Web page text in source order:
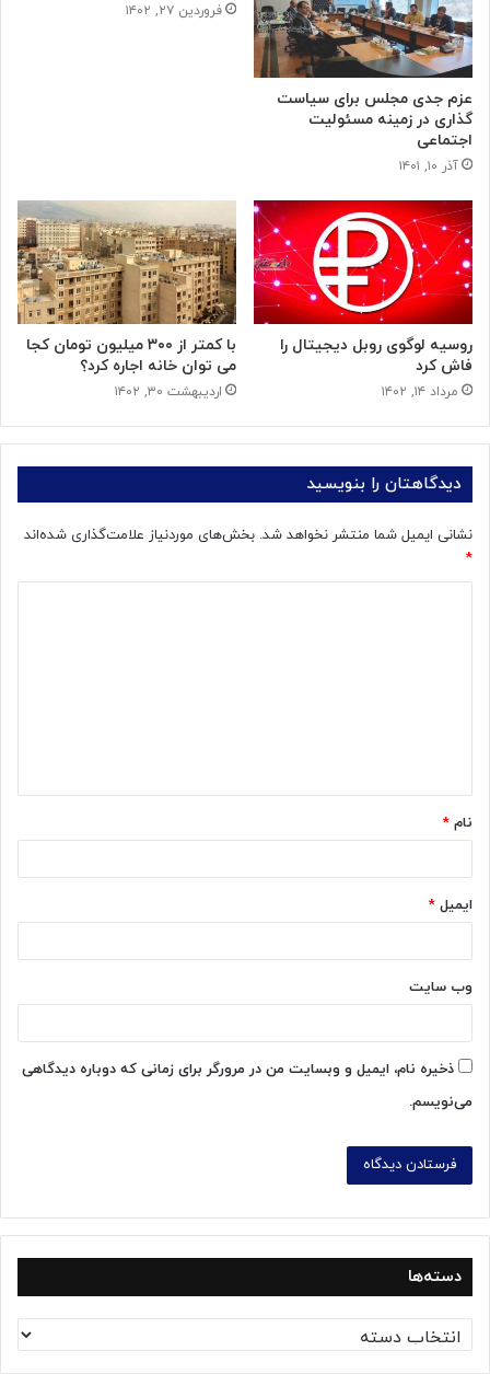
عزم جدی مجلس برای سیاست
گذاری در زمینه مسئولیت
اجتماعی
آذر ۱۰, ۱۴۰۱
فروردین ۲۷, ۱۴۰۲
روسیه لوگوی روبل دیجیتال را
فاش کرد
مرداد ۱۴, ۱۴۰۲
با کمتر از ۳۰۰ میلیون تومان کجا
می توان خانه اجاره کرد؟
اردیبهشت ۳۰, ۱۴۰۲
دیدگاهتان را بنویسید
نشانی ایمیل شما منتشر نخواهد شد. بخش‌های موردنیاز علامت‌گذاری شده‌اند
*
*
نام *
ایمیل *
وب‌ سایت
ذخیره نام، ایمیل و وبسایت من در مرورگر برای زمانی که دوباره دیدگاهی
می‌نویسم.
دسته‌ها
س